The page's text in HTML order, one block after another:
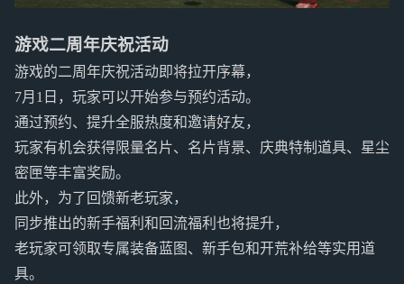
游戏二周年庆祝活动
游戏的二周年庆祝活动即将拉开序幕，
7月1日，玩家可以开始参与预约活动。
通过预约、提升全服热度和邀请好友，
玩家有机会获得限量名片、名片背景、庆典特制道具、星尘
密匣等丰富奖励。
此外，为了回馈新老玩家，
同步推出的新手福利和回流福利也将提升，
老玩家可领取专属装备蓝图、新手包和开荒补给等实用道
具。